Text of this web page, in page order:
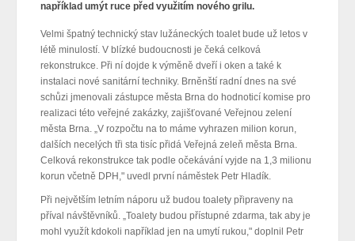
například umýt ruce před využitím nového grilu.
Velmi špatný technický stav lužáneckých toalet bude už letos v
létě minulostí. V blízké budoucnosti je čeká celková
rekonstrukce. Při ní dojde k výměně dveří i oken a také k
instalaci nové sanitární techniky. Brněnští radní dnes na své
schůzi jmenovali zástupce města Brna do hodnoticí komise pro
realizaci této veřejné zakázky, zajišťované Veřejnou zelení
města Brna. „V rozpočtu na to máme vyhrazen milion korun,
dalších necelých tři sta tisíc přidá Veřejná zeleň města Brna.
Celková rekonstrukce tak podle očekávání vyjde na 1,3 milionu
korun včetně DPH," uvedl první náměstek Petr Hladík.
Při největším letním náporu už budou toalety připraveny na
příval návštěvníků. „Toalety budou přístupné zdarma, tak aby je
mohl využít kdokoli například jen na umytí rukou," doplnil Petr